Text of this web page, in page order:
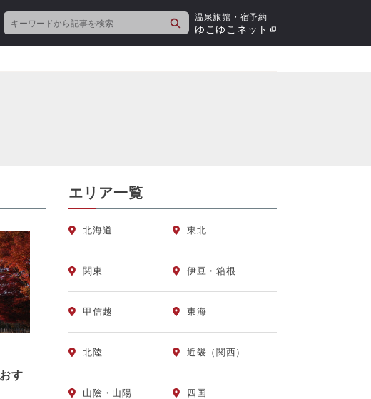
検
索
温泉旅館・宿予約
ゆこゆこネット
す
エリア一覧
北海道 東北
関東 伊豆・箱根
甲信越 東海
北陸 近畿（関西）
山陰・山陽 四国